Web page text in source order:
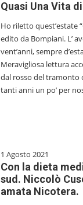
Quasi Una Vita
Ho riletto quest’estate
edito da Bompiani. L’
vent’anni, sempre
Meravigliosa lettura
dal rosso del tramonto
tanti anni un po’ per
1 Agosto 2021
Con la dieta
sud. Niccolò
amata Nicotera.